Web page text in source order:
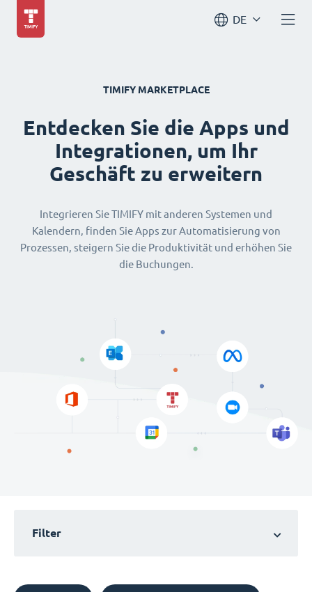
DE
TIMIFY MARKETPLACE
Entdecken Sie die Apps und
Integrationen, um Ihr
Geschäft zu erweitern
Integrieren Sie TIMIFY mit anderen Systemen und
Kalendern, finden Sie Apps zur Automatisierung von
Prozessen, steigern Sie die Produktivität und erhöhen Sie
die Buchungen.
Filter